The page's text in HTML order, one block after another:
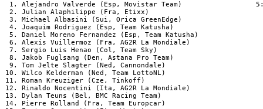
1. Alejandro Valverde (Esp, Movistar Team)
  2. Julian Alaphilippe (Fra, Etixx)
  3. Michael Albasini (Sui, Orica GreenEdge)
  4. Joaquim Rodriguez (Esp, Team Katusha)
  5. Daniel Moreno Fernandez (Esp, Team Katusha)
6. Alexis Vuillermoz (Fra, AG2R La Mondiale)
  7. Sergio Luis Henao (Col, Team Sky)
  8. Jakob Fuglsang (Den, Astana Pro Team)
  9. Tom Jelte Slagter (Ned, Cannondale)
10. Wilco Kelderman (Ned, Team LottoNL)
11. Roman Kreuziger (Cze, Tinkoff)
12. Rinaldo Nocentini (Ita, AG2R La Mondiale)
13. Dylan Teuns (Bel, BMC Racing Team)
14. Pierre Rolland (Fra, Team Europcar)